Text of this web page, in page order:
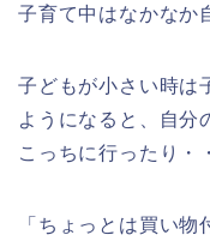
子育て中はなかなか
子どもが小さい時は
ようになると、自分
こっちに行ったり・
「ちょっとは買い物